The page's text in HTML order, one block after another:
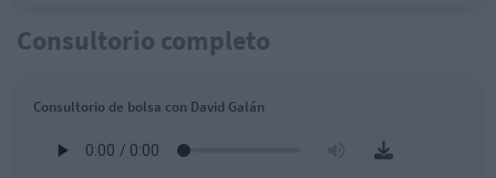
Consultorio completo
Consultorio de bolsa con David Galán